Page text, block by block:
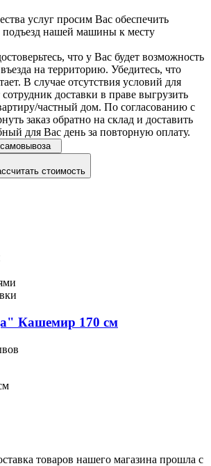
услуг просим Вас обеспечить
подъезд нашей машины к месту
что у Вас будет возможность
на территорию. Убедитесь, что
В случае отсутствия условий для
доставки в праве выгрузить
частный дом. По согласованию с
заказ обратно на склад и доставить
для Вас день за повторную оплату.
стоимость
Кашемир 170 см
товаров нашего магазина прошла с